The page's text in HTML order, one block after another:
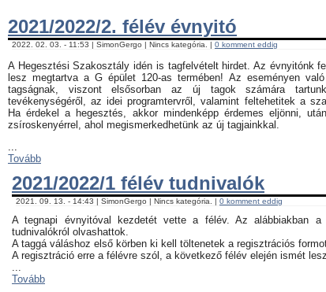
2021/2022/2. félév évnyitó
2022. 02. 03. - 11:53 | SimonGergo | Nincs kategória. | 0 komment eddig
A Hegesztési Szakosztály idén is tagfelvételt hirdet. Az évnyitónk
lesz megtartva a G épület 120-as termében! Az eseményen
tagságnak, viszont elsősorban az új tagok számára
tevékenységéről, az idei programtervről, valamint feltehetitek a
Ha érdekel a hegesztés, akkor mindenképp érdemes eljönni,
zsíroskenyérrel, ahol megismerkedhetünk az új tagjainkkal.
...
Tovább
2021/2022/1 félév tudnivalók
2021. 09. 13. - 14:43 | SimonGergo | Nincs kategória. | 0 komment eddig
A tegnapi évnyitóval kezdetét vette a félév. Az alábbiakban
tudnivalókról olvashattok.
A taggá váláshoz első körben ki kell töltenetek a regisztrációs
A regisztráció erre a félévre szól, a következő félév elején ismét
...
Tovább